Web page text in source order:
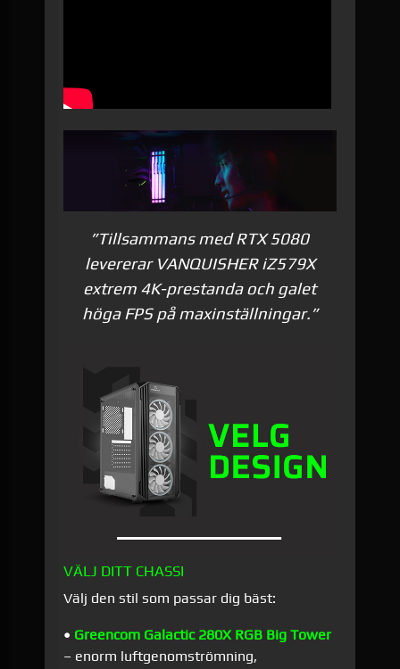
”Tillsammans med RTX 5080
levererar VANQUISHER iZ579X
extrem 4K-prestanda och galet
höga FPS på maxinställningar.”
VÄLJ DITT CHASSI
Välj den stil som passar dig bäst:
• Greencom Galactic 280X RGB Big Tower
– enorm luft­genomströmning,